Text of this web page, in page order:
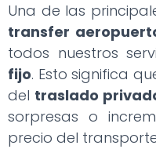
Una de las
transfer
todos nuestros
fijo. Esto significa
del traslado
sorpresas o
precio del